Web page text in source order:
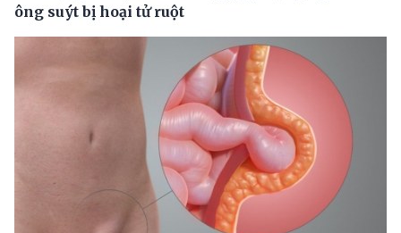
ông suýt bị hoại tử ruột